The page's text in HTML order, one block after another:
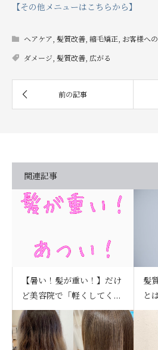
【その他メニューはこちらから】
ヘアケア 髪質改善 縮毛矯正 お客様へ
ダメージ 髪質改善 広がる
関連記事
【暑い！髪が重い！】だけ
ど美容院で「軽くしてく...
髪
と